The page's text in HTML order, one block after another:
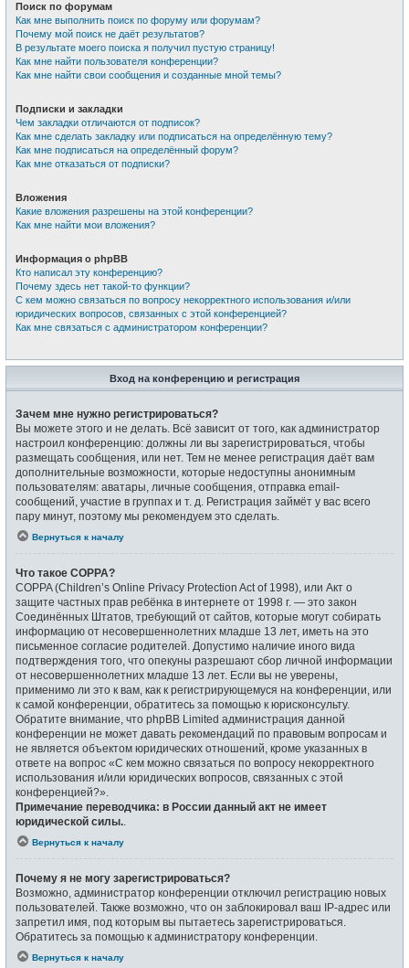
Поиск по форумам
Как мне выполнить поиск по форуму или форумам?
Почему мой поиск не даёт результатов?
В результате моего поиска я получил пустую страницу!
Как мне найти пользователя конференции?
Как мне найти свои сообщения и созданные мной темы?
Подписки и закладки
Чем закладки отличаются от подписок?
Как мне сделать закладку или подписаться на определённую тему?
Как мне подписаться на определённый форум?
Как мне отказаться от подписки?
Вложения
Какие вложения разрешены на этой конференции?
Как мне найти мои вложения?
Информация о phpBB
Кто написал эту конференцию?
Почему здесь нет такой-то функции?
С кем можно связаться по вопросу некорректного использования и/или
юридических вопросов, связанных с этой конференцией?
Как мне связаться с администратором конференции?
Вход на конференцию и регистрация
Зачем мне нужно регистрироваться?
Вы можете этого и не делать. Всё зависит от того, как администратор
настроил конференцию: должны ли вы зарегистрироваться, чтобы
размещать сообщения, или нет. Тем не менее регистрация даёт вам
дополнительные возможности, которые недоступны анонимным
пользователям: аватары, личные сообщения, отправка email-
сообщений, участие в группах и т. д. Регистрация займёт у вас всего
пару минут, поэтому мы рекомендуем это сделать.
Вернуться к началу
Что такое COPPA?
COPPA (Children’s Online Privacy Protection Act of 1998), или Акт о
защите частных прав ребёнка в интернете от 1998 г. — это закон
Соединённых Штатов, требующий от сайтов, которые могут собирать
информацию от несовершеннолетних младше 13 лет, иметь на это
письменное согласие родителей. Допустимо наличие иного вида
подтверждения того, что опекуны разрешают сбор личной информации
от несовершеннолетних младше 13 лет. Если вы не уверены,
применимо ли это к вам, как к регистрирующемуся на конференции, или
к самой конференции, обратитесь за помощью к юрисконсульту.
Обратите внимание, что phpBB Limited администрация данной
конференции не может давать рекомендаций по правовым вопросам и
не является объектом юридических отношений, кроме указанных в
ответе на вопрос «С кем можно связаться по вопросу некорректного
использования и/или юридических вопросов, связанных с этой
конференцией?».
Примечание переводчика: в России данный акт не имеет
юридической силы.
Вернуться к началу
Почему я не могу зарегистрироваться?
Возможно, администратор конференции отключил регистрацию новых
пользователей. Также возможно, что он заблокировал ваш IP-адрес или
запретил имя, под которым вы пытаетесь зарегистрироваться.
Обратитесь за помощью к администратору конференции.
Вернуться к началу